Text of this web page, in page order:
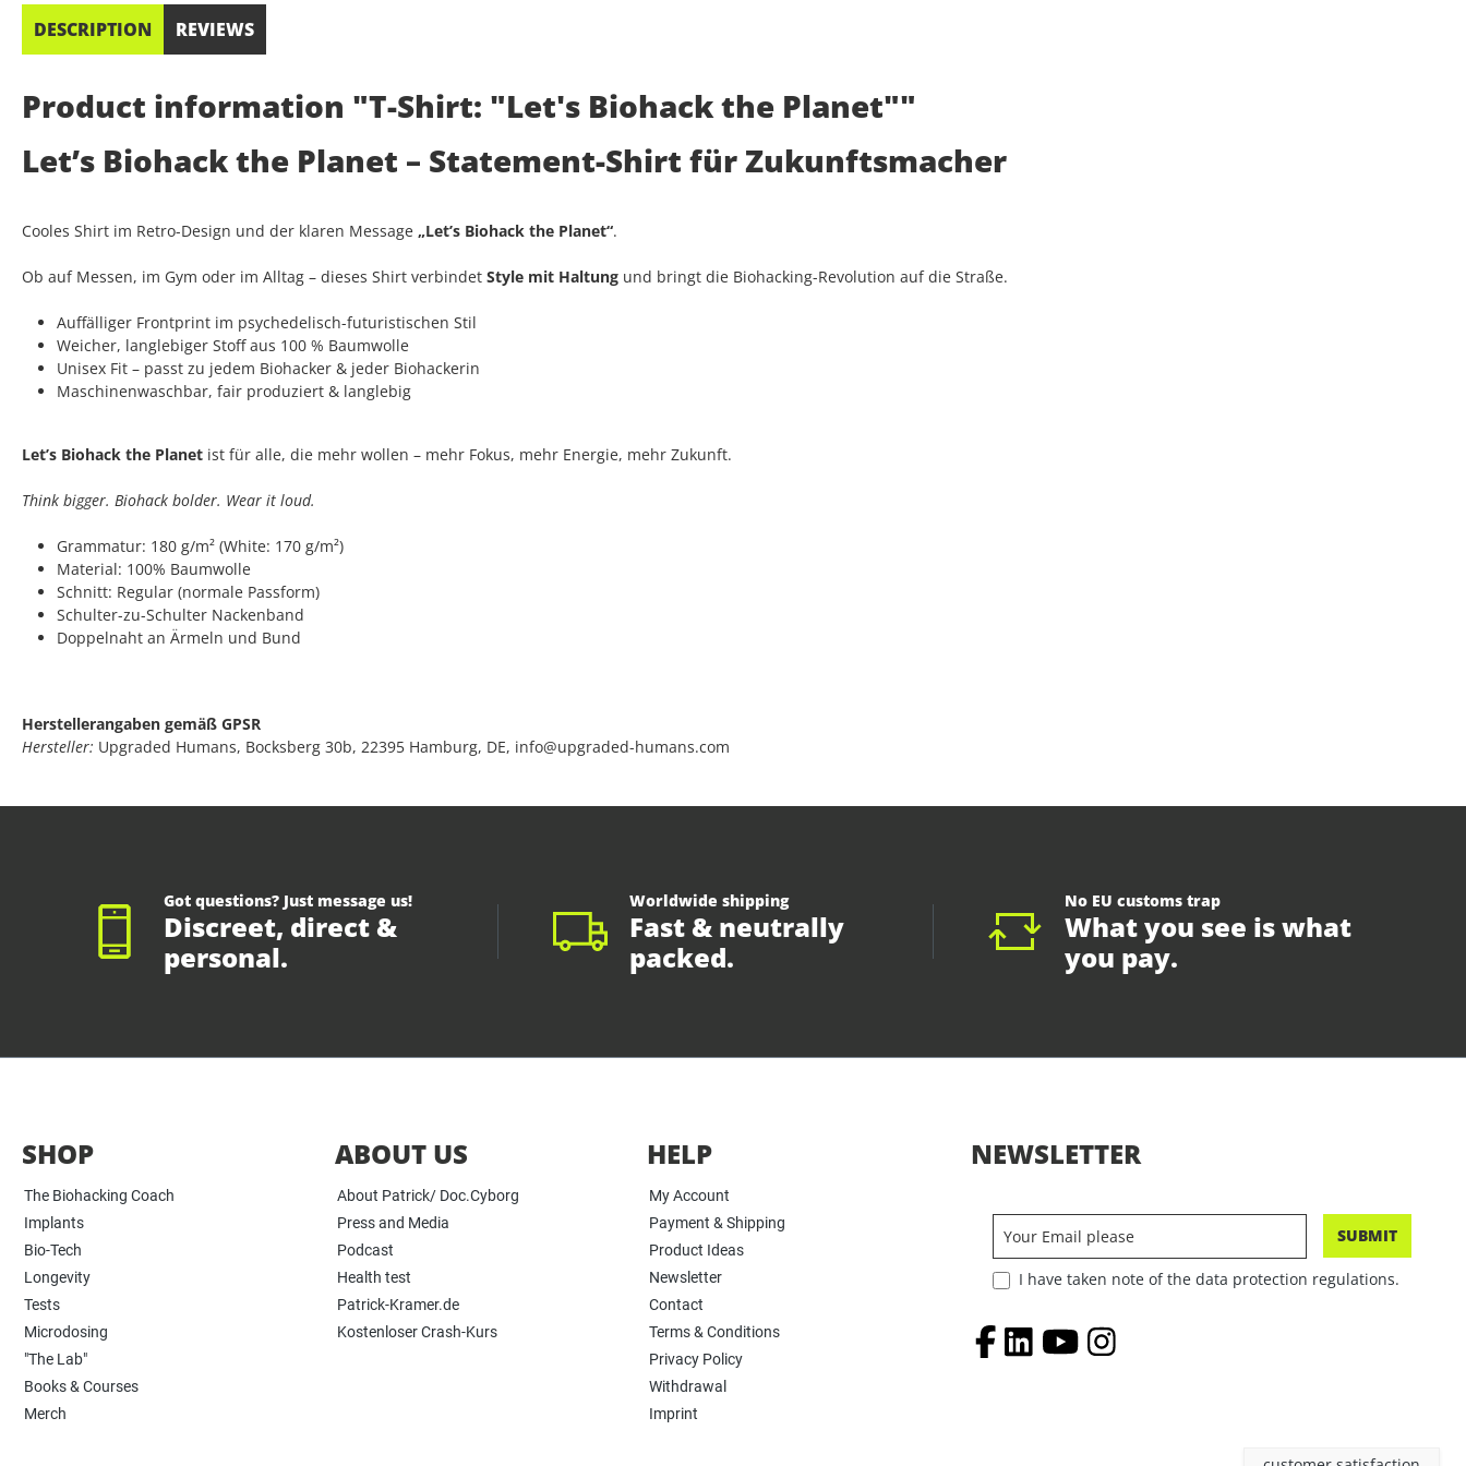
DESCRIPTION REVIEWS
Product information "T-Shirt: "Let's Biohack the Planet""
Let’s Biohack the Planet – Statement-Shirt für Zukunftsmacher
Cooles Shirt im Retro-Design und der klaren Message „Let’s Biohack the Planet“.
Ob auf Messen, im Gym oder im Alltag – dieses Shirt verbindet Style mit Haltung und bringt die Biohacking-Revolution auf die Straße.
Auffälliger Frontprint im psychedelisch-futuristischen Stil
Weicher, langlebiger Stoff aus 100 % Baumwolle
Unisex Fit – passt zu jedem Biohacker & jeder Biohackerin
Maschinenwaschbar, fair produziert & langlebig
Let’s Biohack the Planet ist für alle, die mehr wollen – mehr Fokus, mehr Energie, mehr Zukunft.
Think bigger. Biohack bolder. Wear it loud.
Grammatur: 180 g/m² (White: 170 g/m²)
Material: 100% Baumwolle
Schnitt: Regular (normale Passform)
Schulter-zu-Schulter Nackenband
Doppelnaht an Ärmeln und Bund
Herstellerangaben gemäß GPSR
Hersteller: Upgraded Humans, Bocksberg 30b, 22395 Hamburg, DE, info@upgraded-humans.com
Got questions? Just message us!
Discreet, direct &
personal.
Worldwide shipping
Fast & neutrally
packed.
No EU customs trap
What you see is what
you pay.
SHOP
The Biohacking Coach
Implants
Bio-Tech
Longevity
Tests
Microdosing
"The Lab"
Books & Courses
Merch
ABOUT US
About Patrick/ Doc.Cyborg
Press and Media
Podcast
Health test
Patrick-Kramer.de
Kostenloser Crash-Kurs
HELP
My Account
Payment & Shipping
Product Ideas
Newsletter
Contact
Terms & Conditions
Privacy Policy
Withdrawal
Imprint
NEWSLETTER
SUBMIT
I have taken note of the data protection regulations.